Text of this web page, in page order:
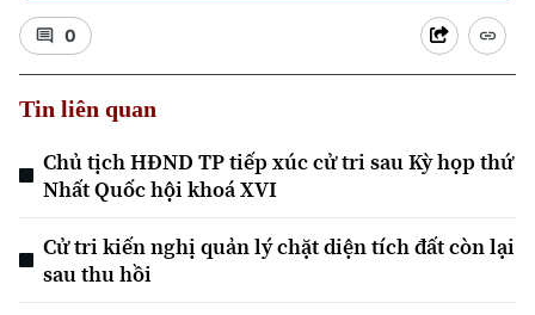
Xu hướng
0
Tin liên quan
Chủ tịch HĐND TP tiếp xúc cử tri sau Kỳ họp thứ
Nhất Quốc hội khoá XVI
Cử tri kiến nghị quản lý chặt diện tích đất còn lại
sau thu hồi